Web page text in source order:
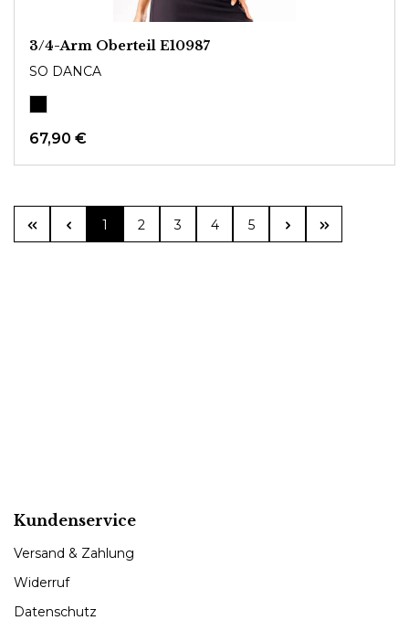
3/4-Arm Oberteil E10987
SO DANCA
67,90 €
Seite
1 Seite
2 Seite
3 Seite
4 Seite
5
Kundenservice
Versand & Zahlung
Widerruf
Datenschutz